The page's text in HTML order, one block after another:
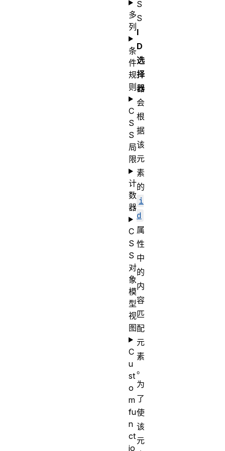
S
S
I
D
选
择
器
会
根
据
该
元
素
的
i
d
属
性
中
的
内
容
匹
配
元
素
。
为
了
使
该
元
多
列
条
件
规
则
C
S
S
局
限
计
数
器
C
S
S
对
象
模
型
视
图
C
u
st
o
m
fu
n
ct
io